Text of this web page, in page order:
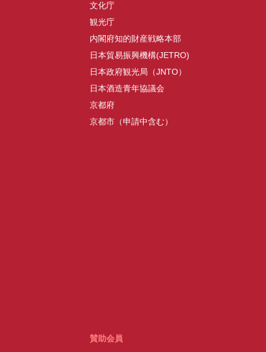
文化庁
観光庁
内閣府知的財産戦略本部
日本貿易振興機構(JETRO)
日本政府観光局（JNTO）
日本酒造青年協議会
京都府
京都市（申請中含む）
賛助会員